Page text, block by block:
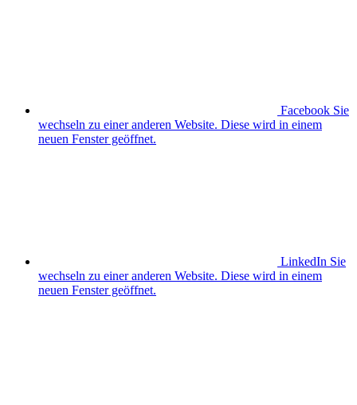
Facebook Sie
wechseln zu einer anderen Website. Diese wird in einem
neuen Fenster geöffnet.
LinkedIn Sie
wechseln zu einer anderen Website. Diese wird in einem
neuen Fenster geöffnet.